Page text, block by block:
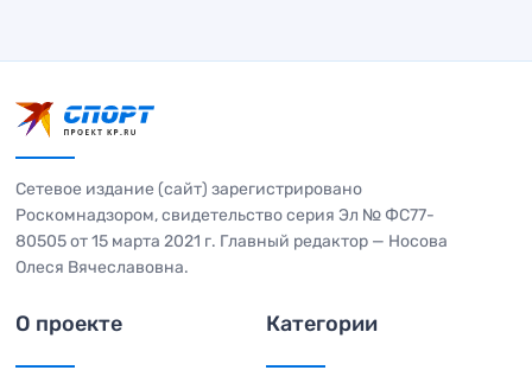
Сетевое издание (сайт) зарегистрировано
Роскомнадзором, свидетельство серия Эл № ФС77-
80505 от 15 марта 2021 г. Главный редактор — Носова
Олеся Вячеславовна.
О проекте Категории